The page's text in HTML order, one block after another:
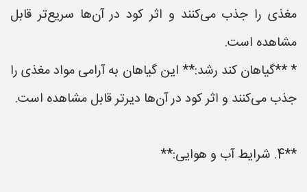
مغذی را جذب می‌کنند و اثر کود در آن‌ها سریع‌تر قابل
مشاهده است.
* **گیاهان کند رشد:** این گیاهان به آرامی مواد مغذی را
جذب می‌کنند و اثر کود در آن‌ها دیرتر قابل مشاهده است.
**4. شرایط آب و هوایی:**